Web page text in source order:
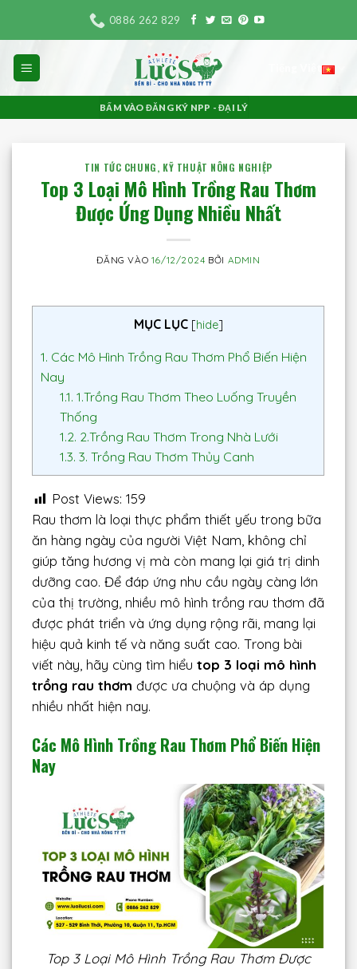
nội
dung
0886 262 829
BẤM VÀO ĐĂNG KÝ NPP - ĐẠI LÝ
TIN TỨC CHUNG, KỸ THUẬT NÔNG NGHIỆP
Top 3 Loại Mô Hình Trồng Rau Thơm
Được Ứng Dụng Nhiều Nhất
ĐĂNG VÀO 16/12/2024 BỞI ADMIN
MỤC LỤC [hide]
1. Các Mô Hình Trồng Rau Thơm Phổ Biến Hiện
Nay
1.1. 1.Trồng Rau Thơm Theo Luống Truyền
Thống
1.2. 2.Trồng Rau Thơm Trong Nhà Lưới
1.3. 3. Trồng Rau Thơm Thủy Canh
Post Views: 159
Rau thơm là loại thực phẩm thiết yếu trong bữa
ăn hàng ngày của người Việt Nam, không chỉ
giúp tăng hương vị mà còn mang lại giá trị dinh
dưỡng cao. Để đáp ứng nhu cầu ngày càng lớn
của thị trường, nhiều mô hình trồng rau thơm đã
được phát triển và ứng dụng rộng rãi, mang lại
hiệu quả kinh tế và năng suất cao. Trong bài
viết này, hãy cùng tìm hiểutop 3 loại mô hình
trồng rau thơm được ưa chuộng và áp dụng
nhiều nhất hiện nay.
Các Mô Hình Trồng Rau Thơm Phổ Biến Hiện
Nay
Top 3 Loại Mô Hình Trồng Rau Thơm Được